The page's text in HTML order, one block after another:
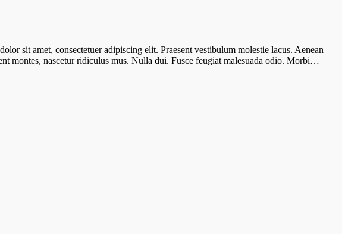
sit amet, consectetuer adipiscing elit. Praesent vestibulum molestie lacus. Aenean
montes, nascetur ridiculus mus. Nulla dui. Fusce feugiat malesuada odio. Morbi…